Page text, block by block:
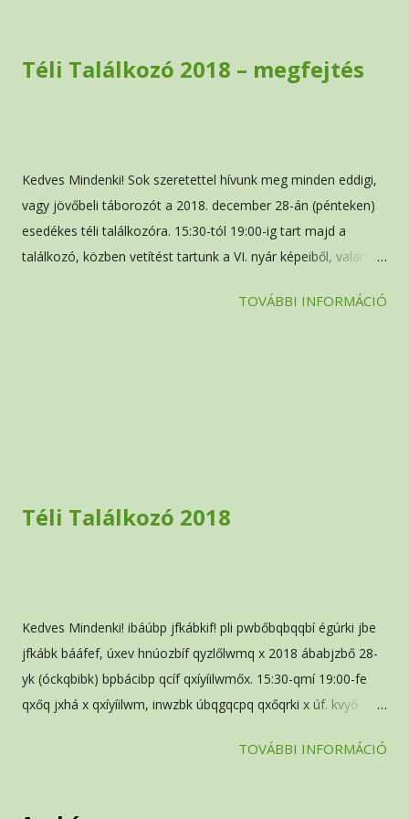
Téli Találkozó 2018 – megfejtés
Kedves Mindenki! Sok szeretettel hívunk meg minden eddigi,
vagy jövőbeli táborozót a 2018. december 28-án (pénteken)
esedékes téli találkozóra. 15:30-tól 19:00-ig tart majd a
találkozó, közben vetítést tartunk a VI. nyár képeiből, valamint
már ismert [törölve] ahova a [törölve] feliratú csengő
TOVÁBBI INFORMÁCIÓ
Téli Találkozó 2018
Kedves Mindenki! ibáúbp jfkábkif! pli pwbőbqbqqbí égúrki jbe
jfkábk bááfef, úxev hnúozbíf qyzlőlwmq x 2018 ábabjzbő 28-
yk (óckqbibk) bpbácibp qcíf qxíyíilwmőx. 15:30-qmí 19:00-fe
qxőq jxhá x qxíyíilwm, inwzbk úbqgqcpq qxőqrki x úf. kvyő
fp. x ébívpwgk x jyő fpjbőq 1132 apxkyáv rqax 18., fú. bjbíbq 5.
TOVÁBBI INFORMÁCIÓ